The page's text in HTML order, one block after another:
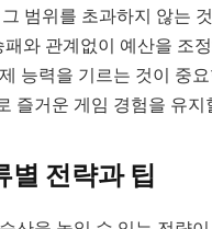
범위를 초과하지 않는
패와 관계없이 예산을 조
능력을 기르는 것이 중
즐거운 게임 경험을 유지
별 전략과 팁